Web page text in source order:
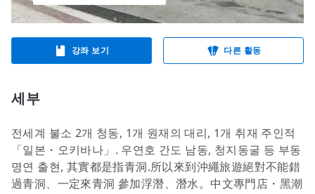
강좌 보기 다른 활동
세부
전세계 불소 2개 청동, 1개 원재의 대리, 1개 취재 주인적
「일본・오키바나」. 우연호 간도 남동, 청지동굴 등 부동
명연 출현, 其實都是指青洞.所以來到沖繩旅遊絕對不能錯
過青洞、一定來青洞 參加浮潛、潛水。中文專門店・黑潮